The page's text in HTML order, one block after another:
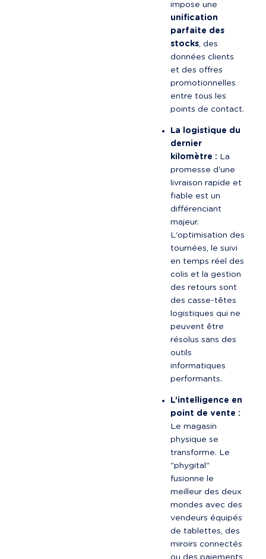
impose une
unification
parfaite des
stocks, des
données clients
et des offres
promotionnelles
entre tous les
points de contact.
La logistique du
dernier
kilomètre : La
promesse d'une
livraison rapide et
fiable est un
différenciant
majeur.
L'optimisation des
tournées, le suivi
en temps réel des
colis et la gestion
des retours sont
des casse-têtes
logistiques qui ne
peuvent être
résolus sans des
outils
informatiques
performants.
L'intelligence en
point de vente :
Le magasin
physique se
transforme. Le
"phygital"
fusionne le
meilleur des deux
mondes avec des
vendeurs équipés
de tablettes, des
miroirs connectés
ou des paiements